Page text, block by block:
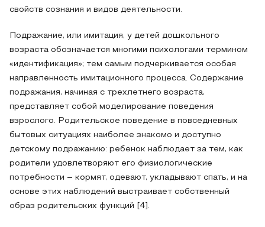
свойств сознания и видов деятельности.
Подражание, или имитация, у детей дошкольного
возраста обозначается многими психологами термином
«идентификация»; тем самым подчеркивается особая
направленность имитационного процесса. Содержание
подражания, начиная с трехлетнего возраста,
представляет собой моделирование поведения
взрослого. Родительское поведение в повседневных
бытовых ситуациях наиболее знакомо и доступно
детскому подражанию: ребенок наблюдает за тем, как
родители удовлетворяют его физиологические
потребности – кормят, одевают, укладывают спать, и на
основе этих наблюдений выстраивает собственный
образ родительских функций [4].